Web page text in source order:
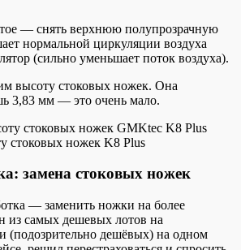
— снять верхнюю полупрозрачную
нормальной циркуляции воздуха
(сильно уменьшает поток воздуха).
высоту стоковых ножек. Она
3,83 мм — это очень мало.
стоковых ножек K8 Plus
замена стоковых ножек
— заменить ножки на более
из самых дешевых лотов на
(подозрительно дешёвых) на одном